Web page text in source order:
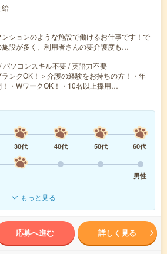
給
ンションのような施設で働けるお仕事です！で
施設が多く、利用者さんの要介護度も…
パソコンスキル不要 / 英語力不要
ランクOK！＞介護の経験をお持ちの方！・年
・WワークOK！・10名以上採用…
30代 40代 50代
60代
男性
もっと見る
応募へ進む 詳しく見る